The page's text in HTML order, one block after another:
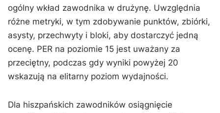
ogólny wkład zawodnika w drużynę. Uwzględnia
różne metryki, w tym zdobywanie punktów, zbiórki,
asysty, przechwyty i bloki, aby dostarczyć jedną
ocenę. PER na poziomie 15 jest uważany za
przeciętny, podczas gdy wyniki powyżej 20
wskazują na elitarny poziom wydajności.
Dla hiszpańskich zawodników osiągnięcie